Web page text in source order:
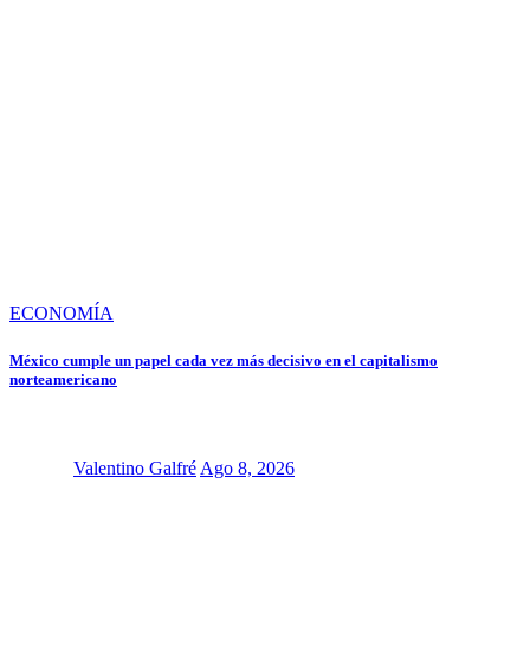
ECONOMÍA
México cumple un papel cada vez más decisivo en el capitalismo
norteamericano
Valentino Galfré Ago 8, 2026